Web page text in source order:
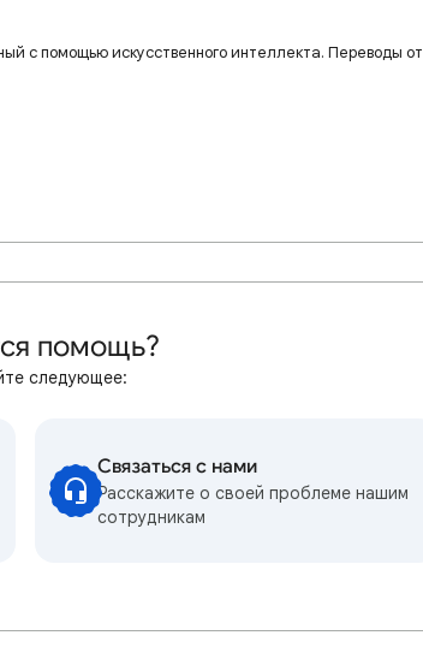
с помощью искусственного интеллекта. Переводы от
помощь?
следующее:
Связаться с нами
Расскажите о своей проблеме нашим
сотрудникам